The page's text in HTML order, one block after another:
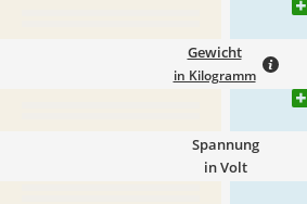
Gewicht
in Kilogramm
Spannung
in Volt